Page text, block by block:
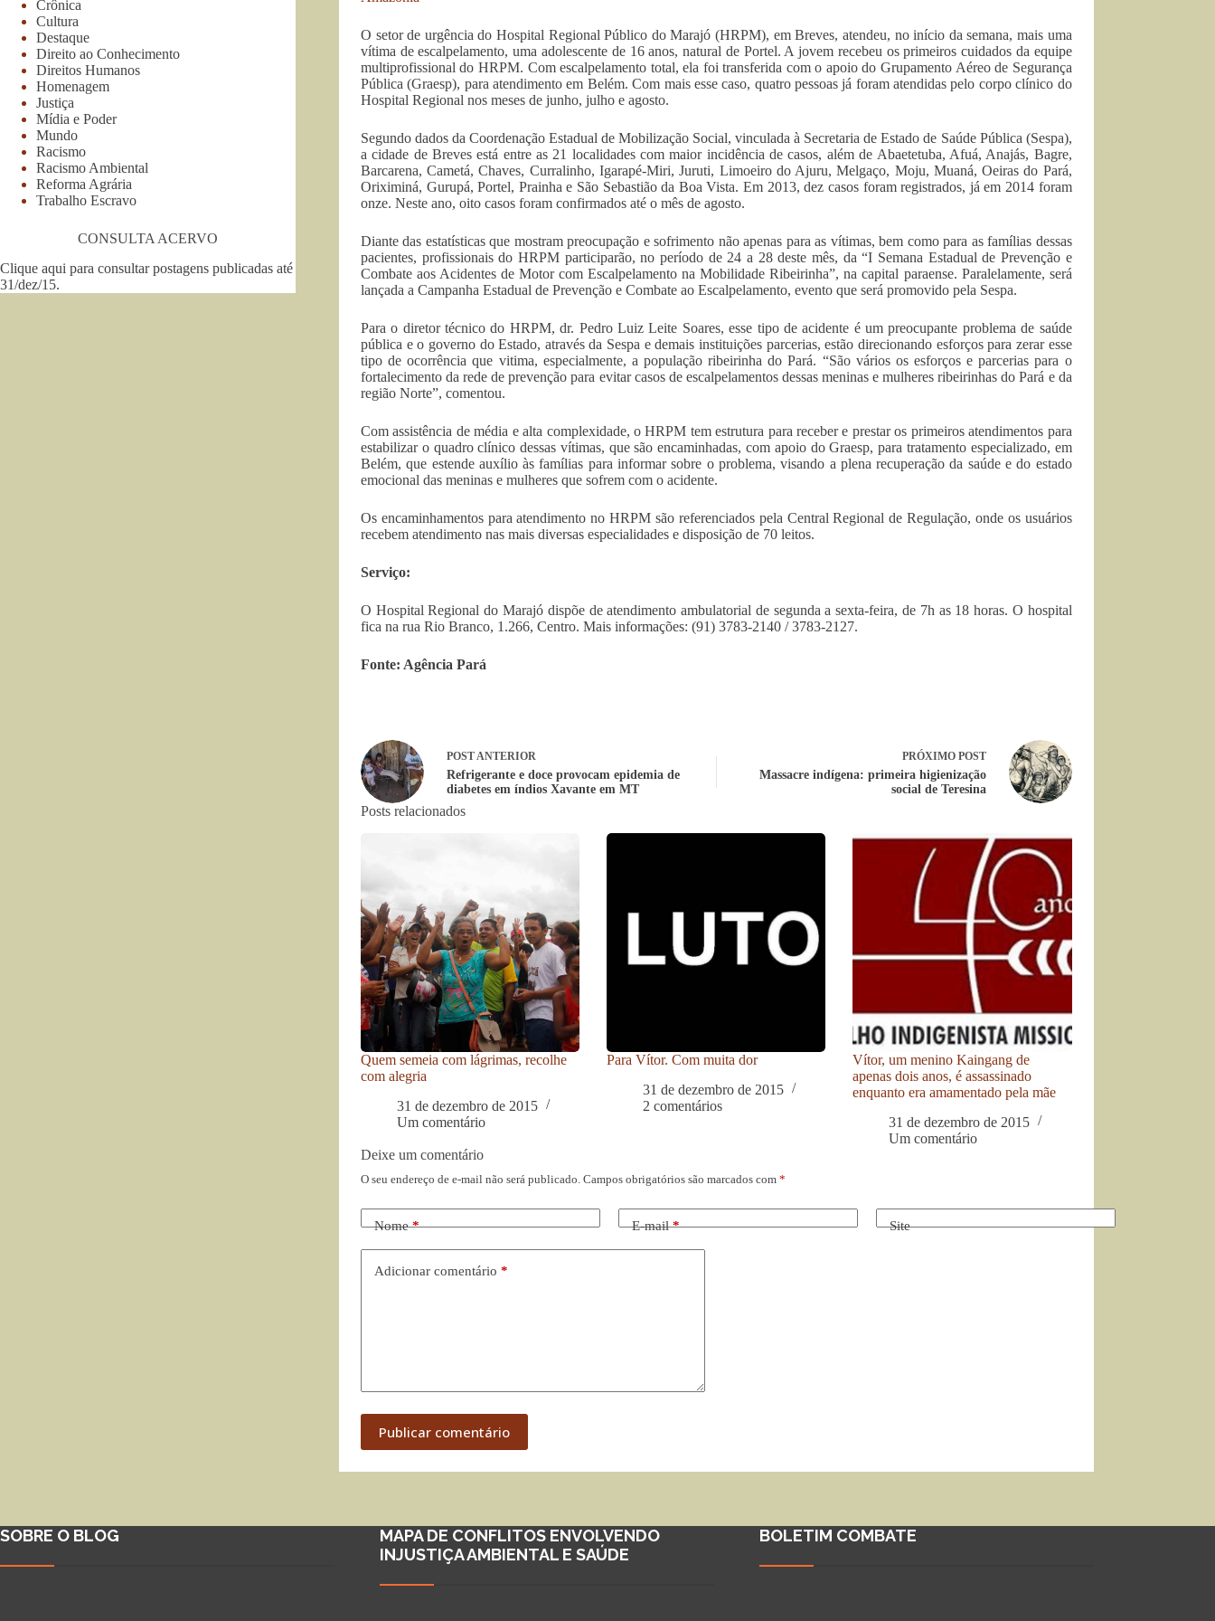
O setor de urgência do Hospital Regional Público do Marajó (HRPM), em Breves, atendeu, no início da semana, mais uma
vítima de escalpelamento, uma adolescente de 16 anos, natural de Portel. A jovem recebeu os primeiros cuidados da equipe
multiprofissional do HRPM. Com escalpelamento total, ela foi transferida com o apoio do Grupamento Aéreo de Segurança
Pública (Graesp), para atendimento em Belém. Com mais esse caso, quatro pessoas já foram atendidas pelo corpo clínico do
Hospital Regional nos meses de junho, julho e agosto.
Segundo dados da Coordenação Estadual de Mobilização Social, vinculada à Secretaria de Estado de Saúde Pública (Sespa),
a cidade de Breves está entre as 21 localidades com maior incidência de casos, além de Abaetetuba, Afuá, Anajás, Bagre,
Barcarena, Cametá, Chaves, Curralinho, Igarapé-Miri, Juruti, Limoeiro do Ajuru, Melgaço, Moju, Muaná, Oeiras do Pará,
Oriximiná, Gurupá, Portel, Prainha e São Sebastião da Boa Vista. Em 2013, dez casos foram registrados, já em 2014 foram
onze. Neste ano, oito casos foram confirmados até o mês de agosto.
Diante das estatísticas que mostram preocupação e sofrimento não apenas para as vítimas, bem como para as famílias dessas
pacientes, profissionais do HRPM participarão, no período de 24 a 28 deste mês, da “I Semana Estadual de Prevenção e
Combate aos Acidentes de Motor com Escalpelamento na Mobilidade Ribeirinha”, na capital paraense. Paralelamente, será
lançada a Campanha Estadual de Prevenção e Combate ao Escalpelamento, evento que será promovido pela Sespa.
Para o diretor técnico do HRPM, dr. Pedro Luiz Leite Soares, esse tipo de acidente é um preocupante problema de saúde
pública e o governo do Estado, através da Sespa e demais instituições parcerias, estão direcionando esforços para zerar esse
tipo de ocorrência que vitima, especialmente, a população ribeirinha do Pará. “São vários os esforços e parcerias para o
fortalecimento da rede de prevenção para evitar casos de escalpelamentos dessas meninas e mulheres ribeirinhas do Pará e da
região Norte”, comentou.
Com assistência de média e alta complexidade, o HRPM tem estrutura para receber e prestar os primeiros atendimentos para
estabilizar o quadro clínico dessas vítimas, que são encaminhadas, com apoio do Graesp, para tratamento especializado, em
Belém, que estende auxílio às famílias para informar sobre o problema, visando a plena recuperação da saúde e do estado
emocional das meninas e mulheres que sofrem com o acidente.
Os encaminhamentos para atendimento no HRPM são referenciados pela Central Regional de Regulação, onde os usuários
recebem atendimento nas mais diversas especialidades e disposição de 70 leitos.
Serviço:
O Hospital Regional do Marajó dispõe de atendimento ambulatorial de segunda a sexta-feira, de 7h as 18 horas. O hospital
fica na rua Rio Branco, 1.266, Centro. Mais informações: (91) 3783-2140 / 3783-2127.
Fonte: Agência Pará
POSTANTERIOR
Refrigerante e doce provocam epidemia de
diabetes em índios Xavante em MT
PRÓXIMO POST
Massacre indígena: primeira higienização
social de Teresina
Posts relacionados
Quem semeia com lágrimas, recolhe
com alegria
31 de dezembro de 2015
Um comentário
Para Vítor. Com muita dor
31 de dezembro de 2015
2 comentários
Vítor, um menino Kaingang de
apenas dois anos, é assassinado
enquanto era amamentado pela mãe
31 de dezembro de 2015
Um comentário
Deixe um comentário
O seu endereço de e-mail não será publicado. Campos obrigatórios são marcados com *
Nome* E-mail* Site
Adicionar comentário *
Publicar comentário
Crônica
Cultura
Destaque
Direito ao Conhecimento
Direitos Humanos
Homenagem
Justiça
Mídia e Poder
Mundo
Racismo
Racismo Ambiental
Reforma Agrária
Trabalho Escravo
CONSULTA ACERVO
Clique aqui para consultar postagens publicadas até
31/dez/15.
SOBRE O BLOG
MAPA DE CONFLITOS ENVOLVENDO
INJUSTIÇA AMBIENTAL E SAÚDE
BOLETIM COMBATE